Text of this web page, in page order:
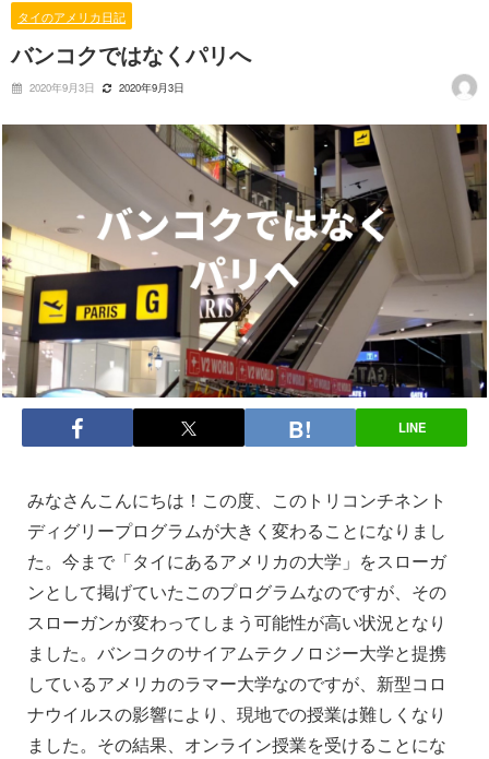
タイのアメリカ日記
バンコクではなくパリへ
2020年9月3日 2020年9月3日
LINE
みなさんこんにちは！この度、このトリコンチネント
ディグリープログラムが大きく変わることになりまし
た。今まで「タイにあるアメリカの大学」をスローガ
ンとして掲げていたこのプログラムなのですが、その
スローガンが変わってしまう可能性が高い状況となり
ました。バンコクのサイアムテクノロジー大学と提携
しているアメリカのラマー大学なのですが、新型コロ
ナウイルスの影響により、現地での授業は難しくなり
ました。その結果、オンライン授業を受けることにな